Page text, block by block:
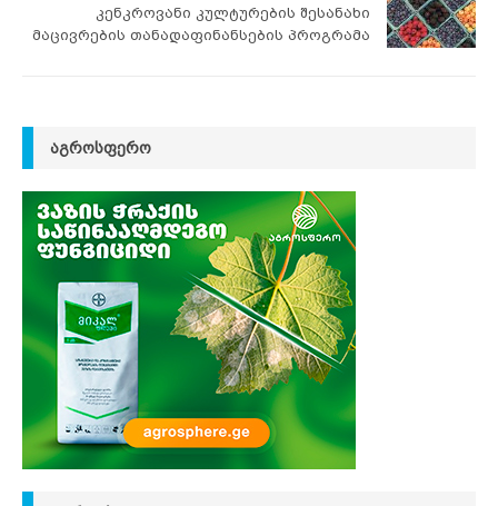
კენკროვანი კულტურების შესანახი
მაცივრების თანადაფინანსების პროგრამა
ᲐᲒᲠᲝᲡᲤᲔᲠᲝ